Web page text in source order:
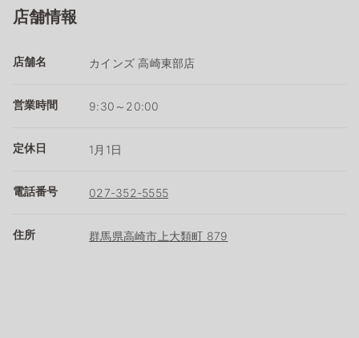
店舗情報
店舗名 カインズ 高崎東部店
営業時間 9:30～20:00
定休日 1月1日
電話番号 027-352-5555
住所 群馬県高崎市上大類町 879